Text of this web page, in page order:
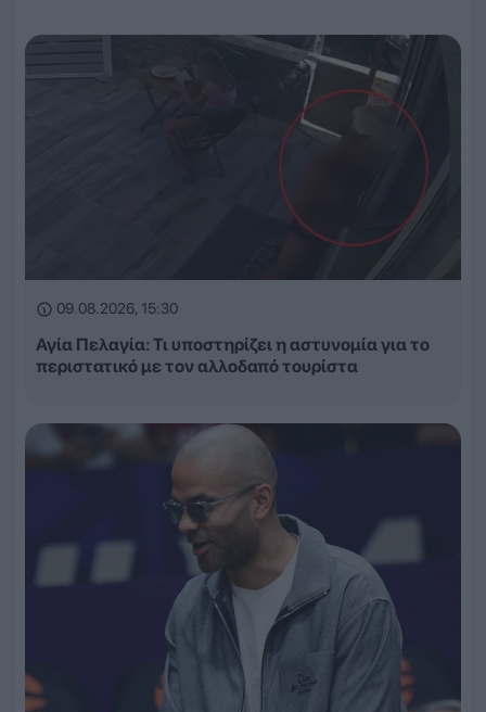
09.08.2026, 15:30
Αγία Πελαγία: Τι υποστηρίζει η αστυνομία για το
περιστατικό με τον αλλοδαπό τουρίστα